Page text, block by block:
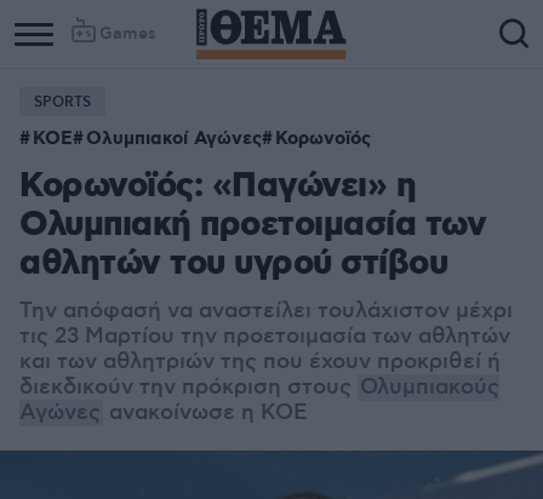
Games
SPORTS
ΚΟΕ Ολυμπιακοί Αγώνες Κορωνοϊός
Κορωνοϊός: «Παγώνει» η
Ολυμπιακή προετοιμασία των
αθλητών του υγρού στίβου
Την απόφασή να αναστείλει τουλάχιστον μέχρι
τις 23 Μαρτίου την προετοιμασία των αθλητών
και των αθλητριών της που έχουν προκριθεί ή
διεκδικούν την πρόκριση στους Ολυμπιακούς
Αγώνες ανακοίνωσε η ΚΟΕ